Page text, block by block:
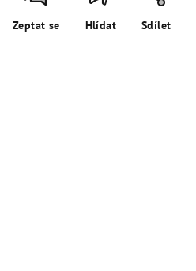
Zeptat se Hlídat Sdílet